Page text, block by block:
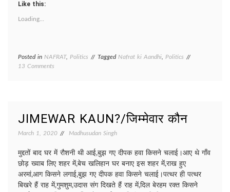
Like this:
Loading...
Posted in NAFRAT, Politics Tagged Nafrat ki Aandhi
Politics
13 Comments
JIMEWAR KAUN?/जिम्मेवार कौन
March 1, 2020 Madhusudan Singh
मुद्दतों बाद घर में रौशनी थी आई,बुझ गए दीपक हवा किसने चलाई।आए थे गाँव
छोड़ ख्वाब लिए शहर में,बेच खलिहान घर बनाए इस शहर में,राख हुए
अरमां,आग किसने लगाई,बुझ गए दीपक हवा किसने चलाई।पत्थर ही पत्थर
बिखरे हैं राह में,गुमशुम,उदास संग दिखते हैं राह में,दिल बेरहम रक्त किसने